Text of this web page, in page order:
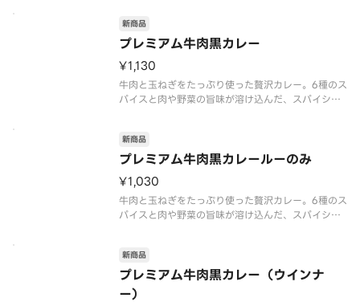
プレミアム牛肉黒カレー
新商品
¥1,130
牛肉と玉ねぎをたっぷり使った贅沢カレー。6種のス
パイスと肉や野菜の旨味が溶け込んだ、スパイシー
使うことで深いコクとまろやかさにこだわりまし
た。また、付属の「辛旨カレース
プレミアム牛肉黒カレールーのみ
新商品
¥1,030
牛肉と玉ねぎをたっぷり使った贅沢カレー。6種のス
パイスと肉や野菜の旨味が溶け込んだ、スパイシー
使うことで深いコクとまろやかさにこだわりまし
た。付属の「辛旨カレースパイス
プレミアム牛肉黒カレー（ウインナ
ー）
新商品